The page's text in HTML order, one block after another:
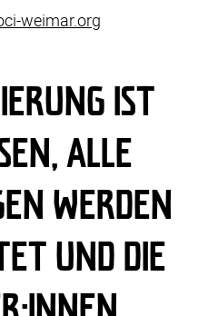
weimar.org
IST
ALLE
WERDEN
UND DIE